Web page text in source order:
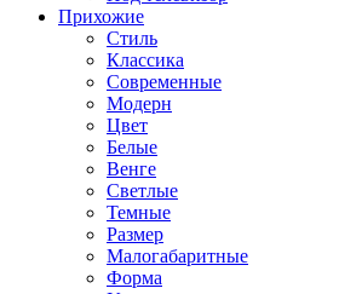
Прихожие
Стиль
Классика
Современные
Модерн
Цвет
Белые
Венге
Светлые
Темные
Размер
Малогабаритные
Форма